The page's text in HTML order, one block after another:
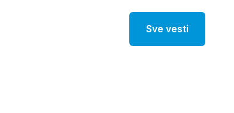
Sve vesti